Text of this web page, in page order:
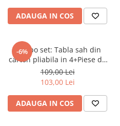
Set Sah + Table/backgammon
Seturi Sah
Ceasuri De Sah Digitale
Seturi Sah Tematice
Step 2
ADAUGA IN COS
-6%
Combo set: Tabla sah din
carton pliabila in 4+Piese de
sah din plastic no. 6 -
weighted
109,00 Lei
103,00 Lei
ADAUGA IN COS